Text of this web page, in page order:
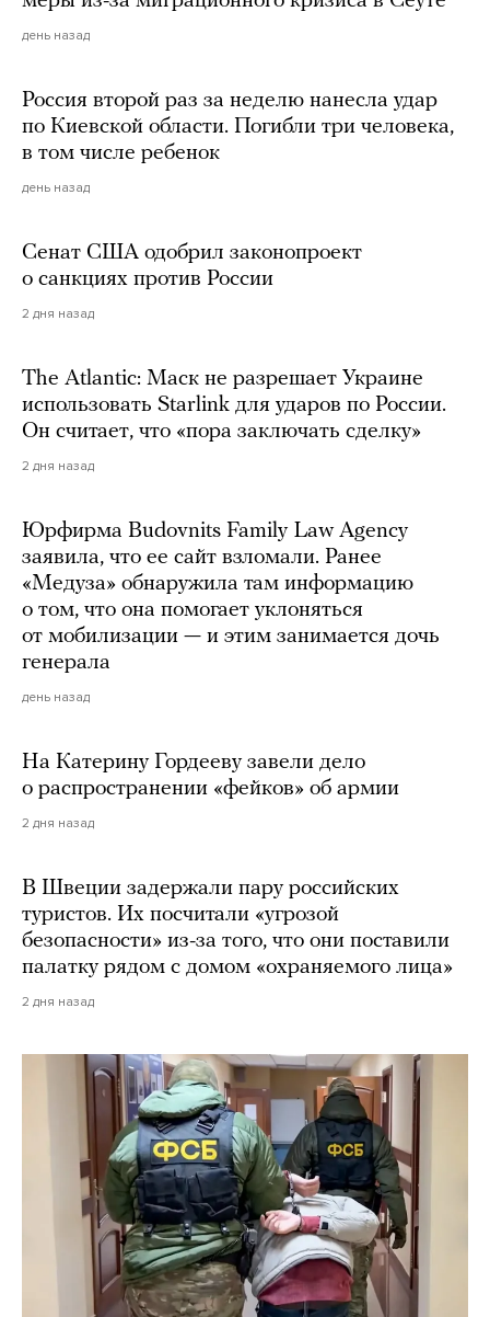
день назад
Россия второй раз за неделю нанесла удар
по Киевской области. Погибли три человека,
в том числе ребенок
день назад
Сенат США одобрил законопроект
о санкциях против России
2 дня назад
The Atlantic: Маск не разрешает Украине
использовать Starlink для ударов по России.
Он считает, что «пора заключать сделку»
2 дня назад
Юрфирма Budovnits Family Law Agency
заявила, что ее сайт взломали. Ранее
«Медуза» обнаружила там информацию
о том, что она помогает уклоняться
от мобилизации — и этим занимается дочь
генерала
день назад
На Катерину Гордееву завели дело
о распространении «фейков» об армии
2 дня назад
В Швеции задержали пару российских
туристов. Их посчитали «угрозой
безопасности» из-за того, что они поставили
палатку рядом с домом «охраняемого лица»
2 дня назад